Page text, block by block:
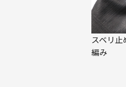
スベリ
編み